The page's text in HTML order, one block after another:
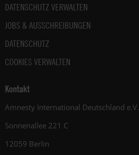
DATENSCHUTZ VERWALTEN
JOBS & AUSSCHREIBUNGEN
DATENSCHUTZ
COOKIES VERWALTEN
Kontakt
Amnesty International Deutschland e.V.
Sonnenallee 221 C
12059 Berlin